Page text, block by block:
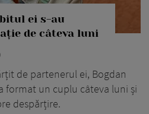
ei s-au
de câteva luni
de partenerul ei, Bogdan
format un cuplu câteva luni și
despărțire.